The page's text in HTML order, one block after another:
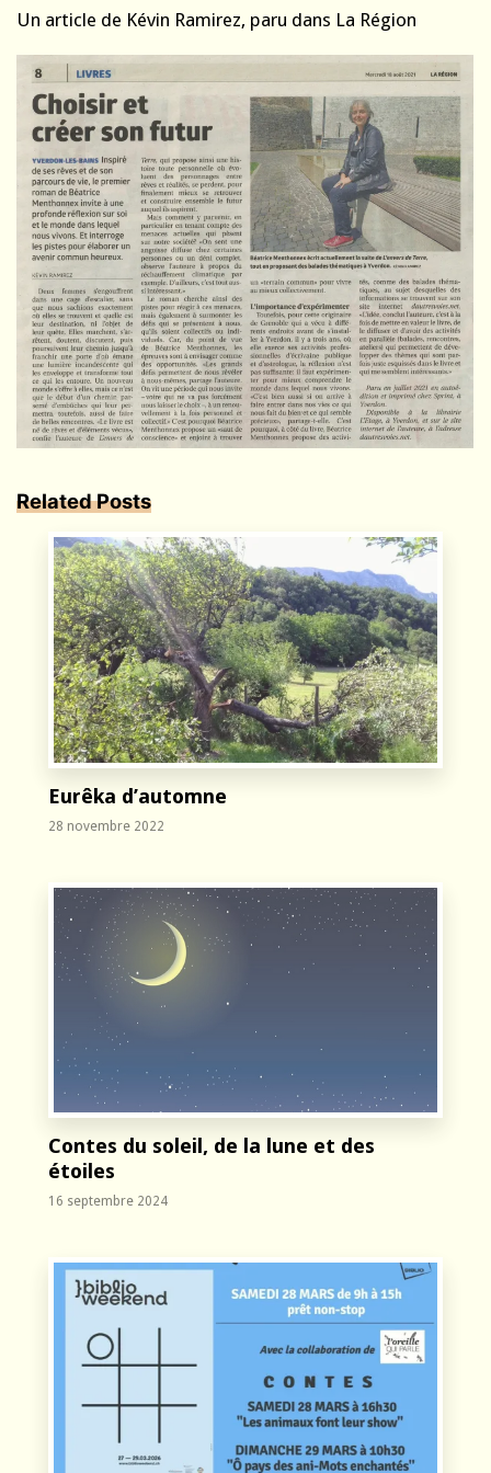
Un article de Kévin Ramirez, paru dans La Région
Related Posts
Eurêka d’automne
28 novembre 2022
Contes du soleil, de la lune et des
étoiles
16 septembre 2024